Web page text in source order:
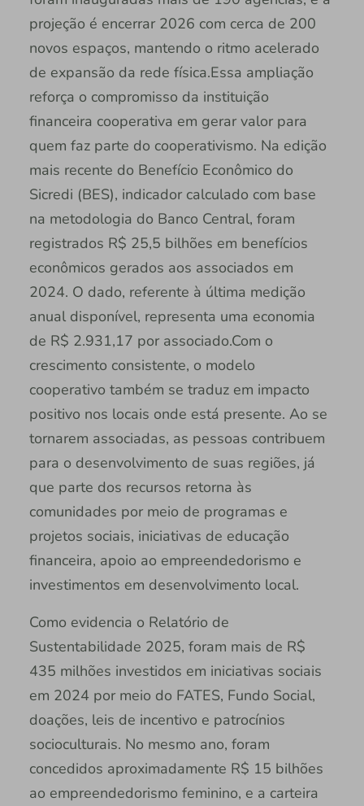
projeção é encerrar 2026 com cerca de 200
novos espaços, mantendo o ritmo acelerado
de expansão da rede física.Essa ampliação
reforça o compromisso da instituição
financeira cooperativa em gerar valor para
quem faz parte do cooperativismo. Na edição
mais recente do Benefício Econômico do
Sicredi (BES), indicador calculado com base
na metodologia do Banco Central, foram
registrados R$ 25,5 bilhões em benefícios
econômicos gerados aos associados em
2024. O dado, referente à última medição
anual disponível, representa uma economia
de R$ 2.931,17 por associado.Com o
crescimento consistente, o modelo
cooperativo também se traduz em impacto
positivo nos locais onde está presente. Ao se
tornarem associadas, as pessoas contribuem
para o desenvolvimento de suas regiões, já
que parte dos recursos retorna às
comunidades por meio de programas e
projetos sociais, iniciativas de educação
financeira, apoio ao empreendedorismo e
investimentos em desenvolvimento local.
Como evidencia o Relatório de
Sustentabilidade 2025, foram mais de R$
435 milhões investidos em iniciativas sociais
em 2024 por meio do FATES, Fundo Social,
doações, leis de incentivo e patrocínios
socioculturais. No mesmo ano, foram
concedidos aproximadamente R$ 15 bilhões
ao empreendedorismo feminino, e a carteira